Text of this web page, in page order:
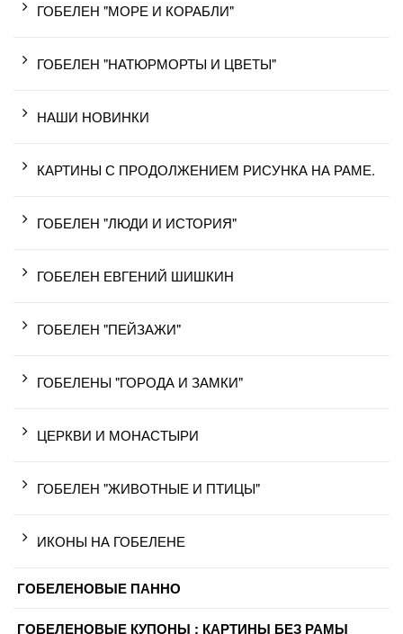
ГОБЕЛЕН "МОРЕ И КОРАБЛИ"
ГОБЕЛЕН "НАТЮРМОРТЫ И ЦВЕТЫ"
НАШИ НОВИНКИ
КАРТИНЫ С ПРОДОЛЖЕНИЕМ РИСУНКА НА РАМЕ.
ГОБЕЛЕН "ЛЮДИ И ИСТОРИЯ"
ГОБЕЛЕН ЕВГЕНИЙ ШИШКИН
ГОБЕЛЕН "ПЕЙЗАЖИ"
ГОБЕЛЕНЫ "ГОРОДА И ЗАМКИ"
ЦЕРКВИ И МОНАСТЫРИ
ГОБЕЛЕН "ЖИВОТНЫЕ И ПТИЦЫ"
ИКОНЫ НА ГОБЕЛЕНЕ
ГОБЕЛЕНОВЫЕ ПАННО
ГОБЕЛЕНОВЫЕ КУПОНЫ : КАРТИНЫ БЕЗ РАМЫ